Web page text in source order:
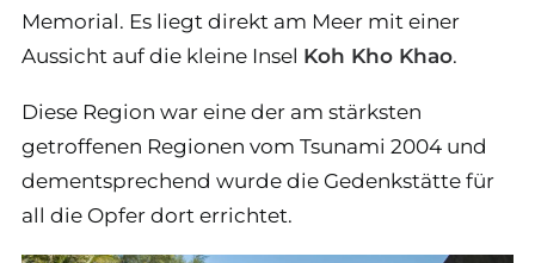
Memorial. Es liegt direkt am Meer mit einer
Aussicht auf die kleine Insel Koh Kho Khao.
Diese Region war eine der am stärksten
getroffenen Regionen vom Tsunami 2004 und
dementsprechend wurde die Gedenkstätte für
all die Opfer dort errichtet.